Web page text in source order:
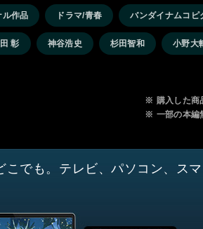
ル作品 ドラマ/青春 バンダイナムコピ
彰 神谷浩史 杉田智和 小野大
※ 購入した商
※ 一部の本編
でも。テレビ、パソコン、ス